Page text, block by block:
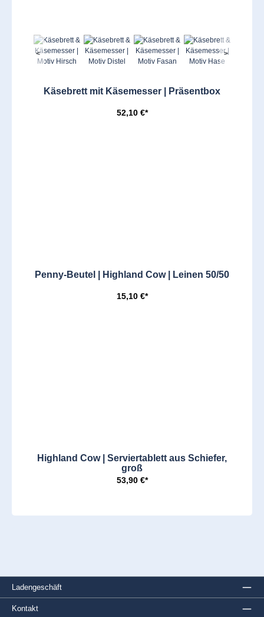
< >
Käsebrett mit Käsemesser | Präsentbox
52,10 €*
Penny-Beutel | Highland Cow | Leinen 50/50
15,10 €*
Highland Cow | Serviertablett aus Schiefer,
groß
53,90 €*
Ladengeschäft
Kontakt